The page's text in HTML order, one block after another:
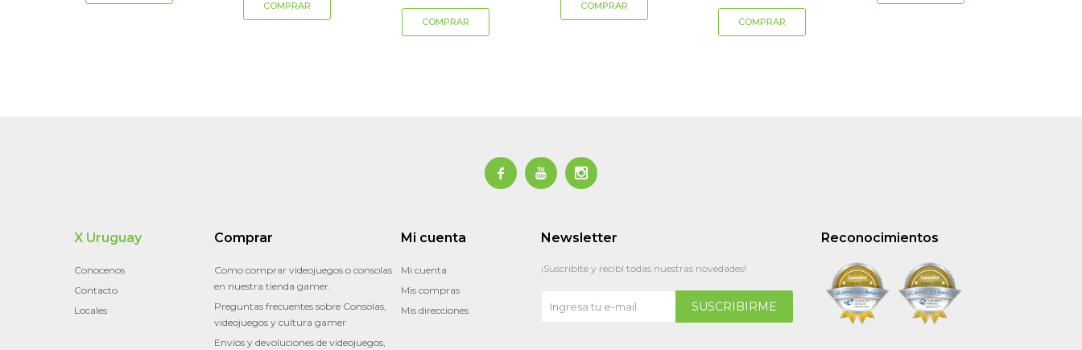
  
Reconocimientos
X Uruguay
Conocenos
Contacto
Locales
Comprar
Como comprar videojuegos o consolas
en nuestra tienda gamer.
Preguntas frecuentes sobre Consolas,
videojuegos y cultura gamer
Envíos y devoluciones de videojuegos,
Mi cuenta
Mi cuenta
Mis compras
Mis direcciones
Newsletter
¡Suscribite y recibí todas nuestras novedades!
SUSCRIBIRME